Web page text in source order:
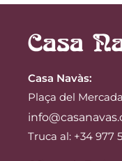
Casa Navàs:
Plaça del
Truca al: +34 977